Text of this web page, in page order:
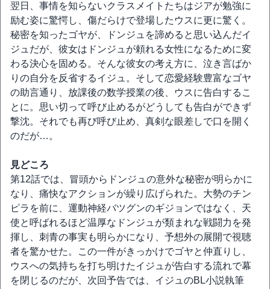
翌日、事情を知らないクラスメイトたちはジアが勉強に
励む姿に驚愕し、傷だらけで登場したウスに更に驚く。
秘密を知ったゴヤが、ドンジュを諦めると思い込んだイ
ジュだが、彼女はドンジュが頼れる女性になるために変
わる決心を固める。そんな彼女の考え方に、泣き言ばか
りの自分を反省するイジュ。そして恋愛経験豊富なゴヤ
の助言通り、放課後の数学授業の後、ウスに告白するこ
とに。思い切って呼び止めるがどうしても告白ができず
撃沈。それでも再び呼び止め、真剣な眼差しで口を開く
のだが…。
見どころ
第12話では、冒頭からドンジュの意外な秘密が明らかに
なり、痛快なアクションが繰り広げられた。大勢のチン
ピラを前に、運動神経バツグンのギジョンではなく、天
使と呼ばれるほど温厚なドンジュが類まれな戦闘力を発
揮し、刺青の事実も明らかになり、予想外の展開で視聴
者を驚かせた。この一件がきっかけでゴヤと仲直りし、
ウスへの気持ちを打ち明けたイジュが告白する流れで幕
を閉じるのだが、次回予告では、イジュのBL小説執筆